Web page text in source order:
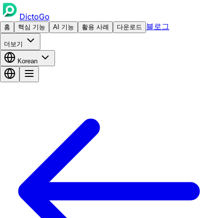
DictoGo
홈 핵심 기능 AI 기능 활용 사례 다운로드 블로그
더보기
Korean